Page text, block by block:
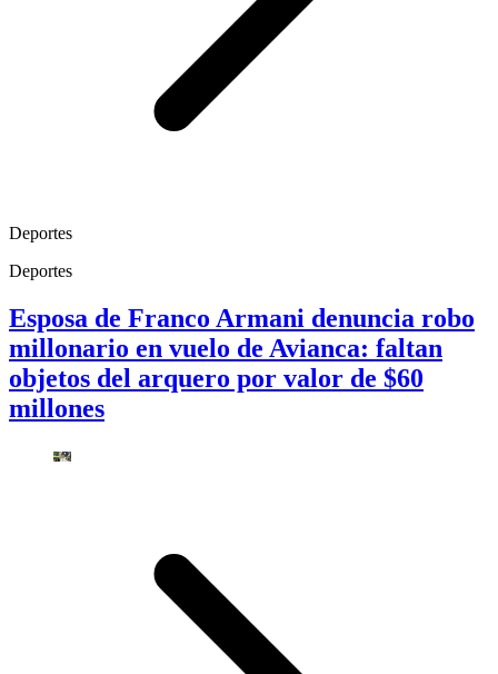
Deportes
Deportes
Esposa de Franco Armani denuncia robo
millonario en vuelo de Avianca: faltan
objetos del arquero por valor de $60
millones